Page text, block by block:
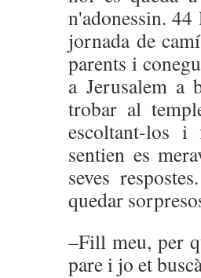
n'adonessin. 44
jornada de
parents i
a Jerusalem a
trobar al
escoltant-los
sentien es
seves
quedar
–Fill meu, per
pare i jo et